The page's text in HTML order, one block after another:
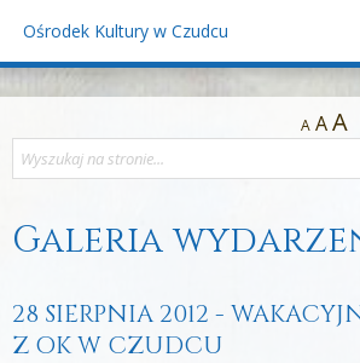
Ośrodek Kultury w Czudcu
A AA
Galeria
28 SIERPNIA 2012 -
Z OK W CZUDCU